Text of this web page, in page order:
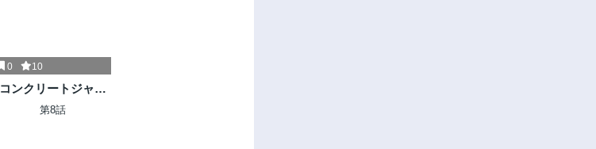
0 10
コンクリートジャン
グルオブハザード
第8話